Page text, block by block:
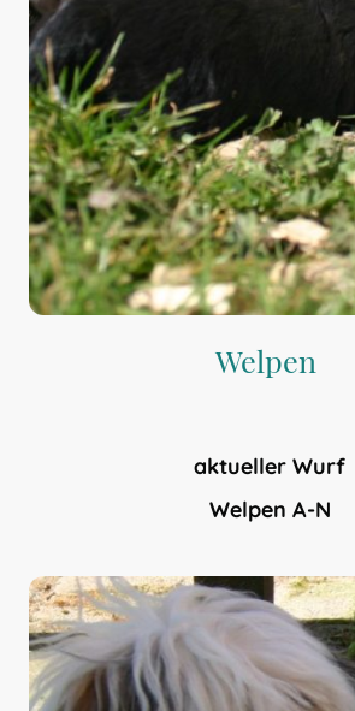
Welpen
aktueller Wurf
Welpen A-N